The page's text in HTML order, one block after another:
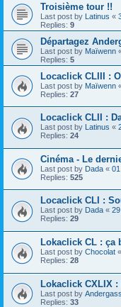
Troisième tour !!
Last post by Latinus «
Replies: 9
Départagez
Last post by Maïwenn
Replies: 5
Locaclick CLIII :
Last post by Maïwenn
Replies: 27
Locaclick CLII :
Last post by Latinus «
Replies: 24
Cinéma - Le
Last post by Dada «
Replies: 525
Locaclick CLI :
Last post by Dada «
Replies: 29
Lokaclick CL : ça
Last post by Chocolat «
Replies: 28
Lokaclick CXLIX
Last post by
Replies: 33